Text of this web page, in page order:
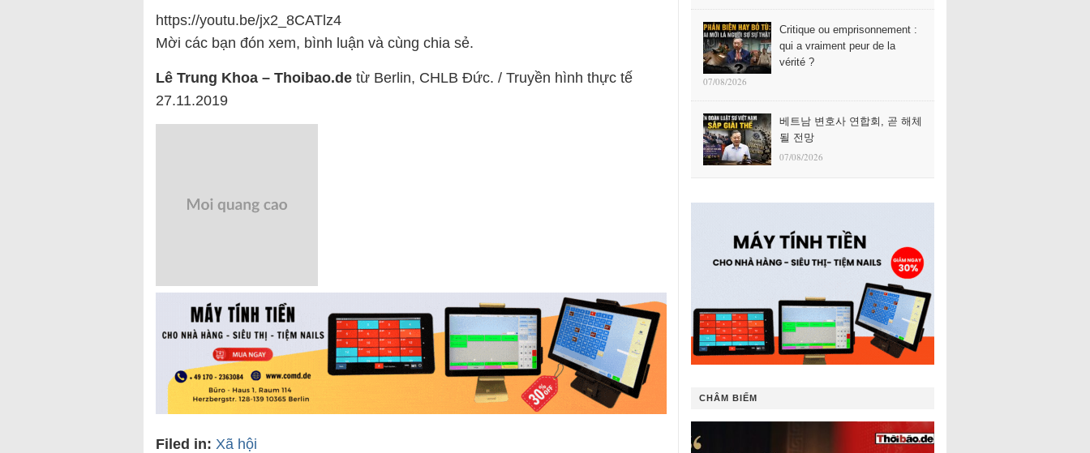
https://youtu.be/jx2_8CATlz4
Mời các bạn đón xem, bình luận và cùng chia sẻ.
Lê Trung Khoa – Thoibao.de từ Berlin, CHLB Đức. / Truyền hình thực tế
27.11.2019
Filed in: Xã hội
Critique ou emprisonnement :
qui a vraiment peur de la
vérité ?
07/08/2026
베트남 변호사 연합회, 곧 해체
될 전망
07/08/2026
CHÂM BIẾM